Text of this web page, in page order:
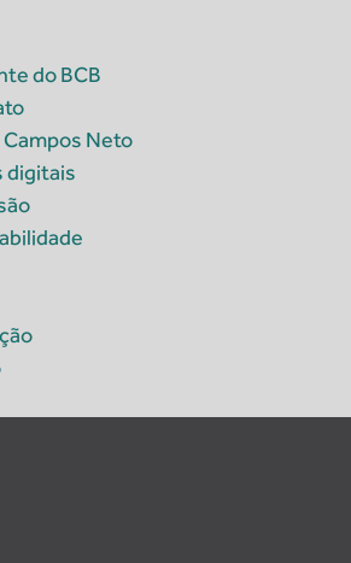
do BCB
Neto
digitais